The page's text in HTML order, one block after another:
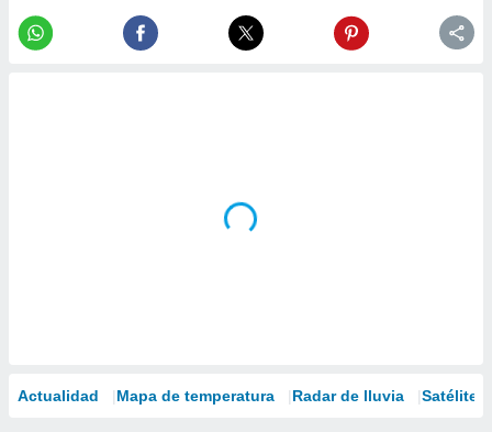
Actualidad Mapa de temperatura Radar de lluvia Satélites